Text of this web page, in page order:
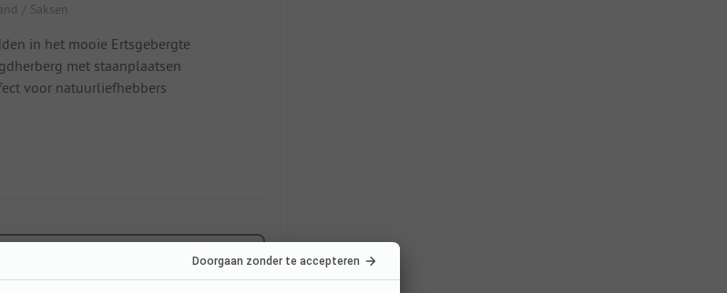
/ Saksen
in het mooie Ertsgebergte
met staanplaatsen
voor natuurliefhebbers